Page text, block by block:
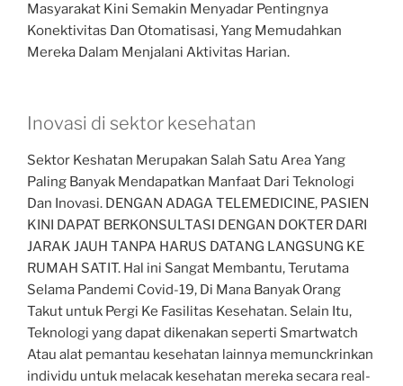
Masyarakat Kini Semakin Menyadar Pentingnya
Konektivitas Dan Otomatisasi, Yang Memudahkan
Mereka Dalam Menjalani Aktivitas Harian.
Inovasi di sektor kesehatan
Sektor Keshatan Merupakan Salah Satu Area Yang
Paling Banyak Mendapatkan Manfaat Dari Teknologi
Dan Inovasi. DENGAN ADAGA TELEMEDICINE, PASIEN
KINI DAPAT BERKONSULTASI DENGAN DOKTER DARI
JARAK JAUH TANPA HARUS DATANG LANGSUNG KE
RUMAH SATIT. Hal ini Sangat Membantu, Terutama
Selama Pandemi Covid-19, Di Mana Banyak Orang
Takut untuk Pergi Ke Fasilitas Kesehatan. Selain Itu,
Teknologi yang dapat dikenakan seperti Smartwatch
Atau alat pemantau kesehatan lainnya memunckrinkan
individu untuk melacak kesehatan mereka secara real-